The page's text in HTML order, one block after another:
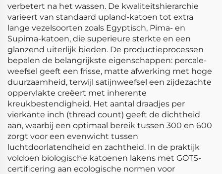
verbetert na het wassen. De kwaliteitshierarchie
varieert van standaard upland-katoen tot extra
lange vezelsoorten zoals Egyptisch, Pima- en
Supima-katoen, die superieure sterkte en een
glanzend uiterlijk bieden. De productieprocessen
bepalen de belangrijkste eigenschappen: percale-
weefsel geeft een frisse, matte afwerking met hoge
duurzaamheid, terwijl satijnweefsel een zijdezachte
oppervlakte creëert met inherente
kreukbestendigheid. Het aantal draadjes per
vierkante inch (thread count) geeft de dichtheid
aan, waarbij een optimaal bereik tussen 300 en 600
zorgt voor een evenwicht tussen
luchtdoorlatendheid en zachtheid. In de praktijk
voldoen biologische katoenen lakens met GOTS-
certificering aan ecologische normen voor